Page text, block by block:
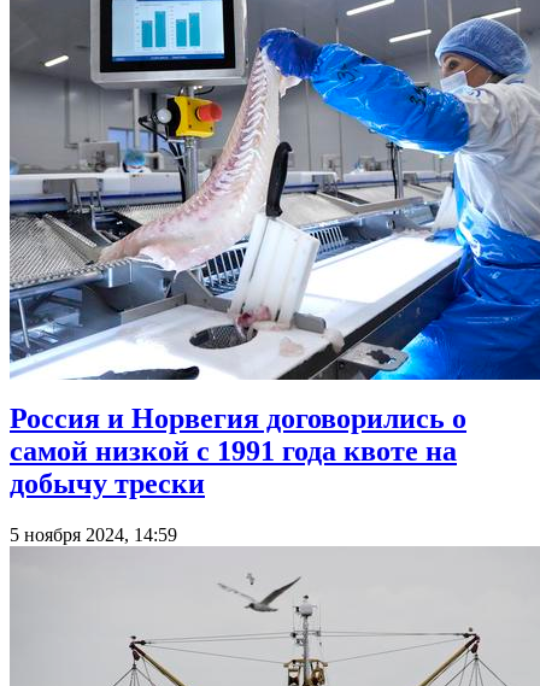
Россия и Норвегия договорились о
самой низкой с 1991 года квоте на
добычу трески
5 ноября 2024, 14:59